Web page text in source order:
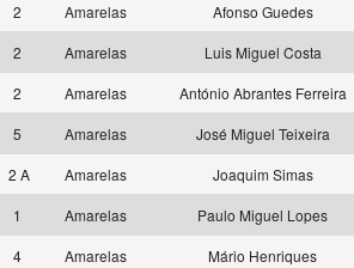
2 Amarelas Afonso Guedes
2 Amarelas Luis Miguel Costa
2 Amarelas António Abrantes Ferreira
5 Amarelas José Miguel Teixeira
2 A Amarelas Joaquim Simas
1 Amarelas Paulo Miguel Lopes
4 Amarelas Mário Henriques